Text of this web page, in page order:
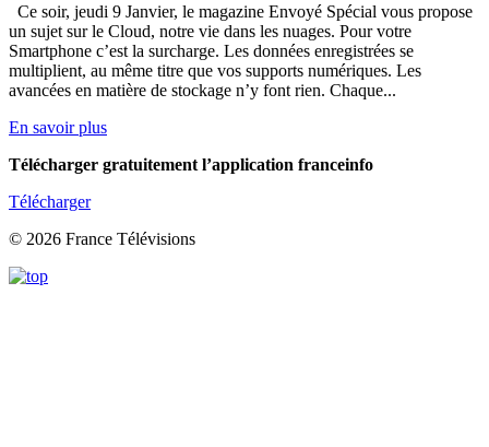
Ce soir, jeudi 9 Janvier, le magazine Envoyé Spécial vous propose
un sujet sur le Cloud, notre vie dans les nuages. Pour votre
Smartphone c’est la surcharge. Les données enregistrées se
multiplient, au même titre que vos supports numériques. Les
avancées en matière de stockage n’y font rien. Chaque...
En savoir plus
Télécharger gratuitement l’application franceinfo
Télécharger
© 2026 France Télévisions